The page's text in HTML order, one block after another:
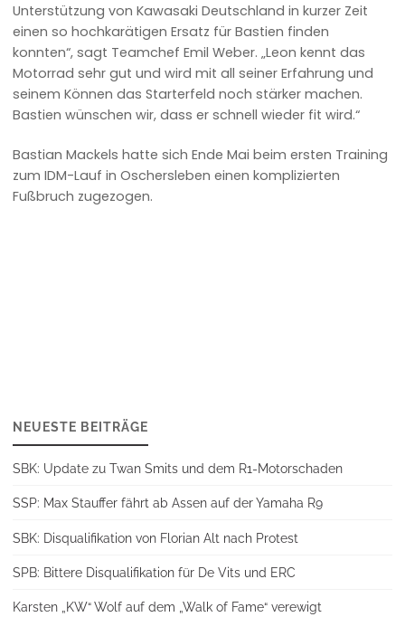
Unterstützung von Kawasaki Deutschland in kurzer Zeit
einen so hochkarätigen Ersatz für Bastien finden
konnten“, sagt Teamchef Emil Weber. „Leon kennt das
Motorrad sehr gut und wird mit all seiner Erfahrung und
seinem Können das Starterfeld noch stärker machen.
Bastien wünschen wir, dass er schnell wieder fit wird.“
Bastian Mackels hatte sich Ende Mai beim ersten Training
zum IDM-Lauf in Oschersleben einen komplizierten
Fußbruch zugezogen.
NEUESTE BEITRÄGE
SBK: Update zu Twan Smits und dem R1-Motorschaden
SSP: Max Stauffer fährt ab Assen auf der Yamaha R9
SBK: Disqualifikation von Florian Alt nach Protest
SPB: Bittere Disqualifikation für De Vits und ERC
Karsten „KW“ Wolf auf dem „Walk of Fame“ verewigt